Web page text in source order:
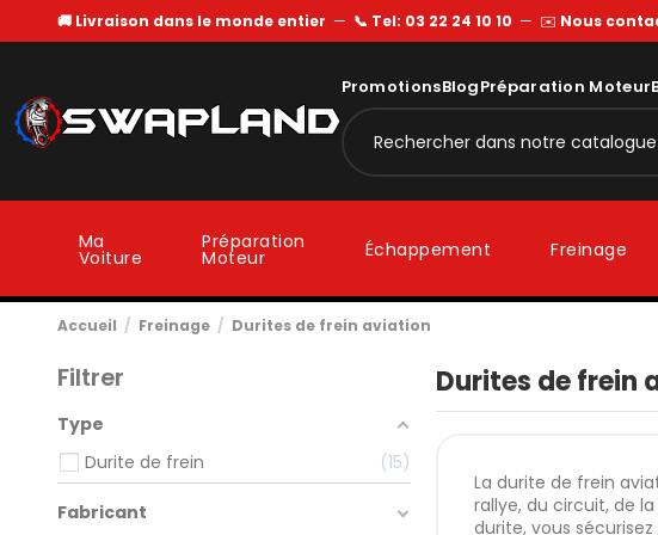
🚚 Livraison dans le monde entier — 📞 Tel: 03 22 24 10 10 — ✉️ Nous
PromotionsBlogPréparation Moteur
Ma
Voiture
Préparation
Moteur Échappement Freinage
Accueil Freinage Durites de frein aviation
Durites de frein
La durite de frein
rallye, du circuit, de
durite, vous
Filtrer
Type
Durite de frein
15
Fabricant